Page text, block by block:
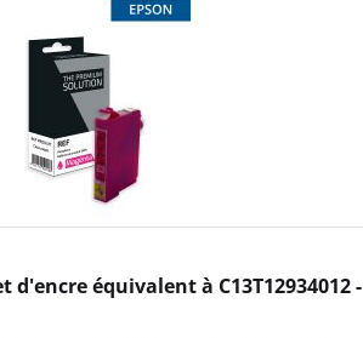
d'encre équivalent à C13T12934012 -